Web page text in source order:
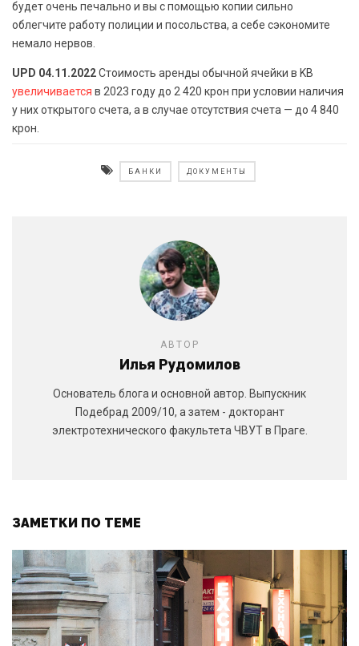
будет очень печально и вы с помощью копии сильно
облегчите работу полиции и посольства, а себе сэкономите
немало нервов.
UPD 04.11.2022Стоимость аренды обычной ячейки в KB
увеличивается в 2023 году до 2 420 крон при условии наличия
у них открытого счета, а в случае отсутствия счета — до 4 840
крон.
БАНКИ ДОКУМЕНТЫ
АВТОР
Илья Рудомилов
Основатель блога и основной автор. Выпускник
Подебрад 2009/10, а затем - докторант
электротехнического факультета ЧВУТ в Праге.
ЗАМЕТКИ ПО ТЕМЕ